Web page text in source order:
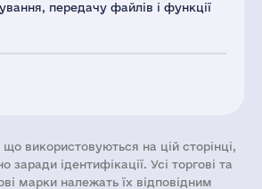
передачу файлів і функції
використовуються на цій сторінці,
заради ідентифікації. Усі торгові та
марки належать їх відповідним